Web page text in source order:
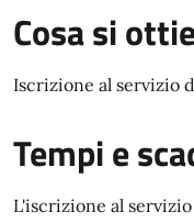
Cosa si
Iscrizione al servizio
Tempi e
L'iscrizione al